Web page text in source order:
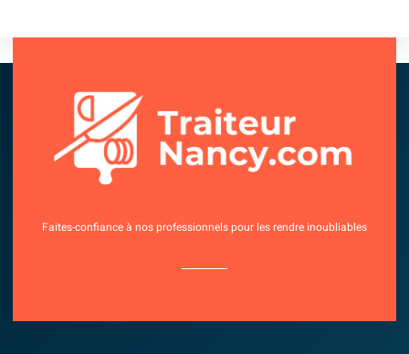
Faites-confiance à nos professionnels pour les rendre inoubliables